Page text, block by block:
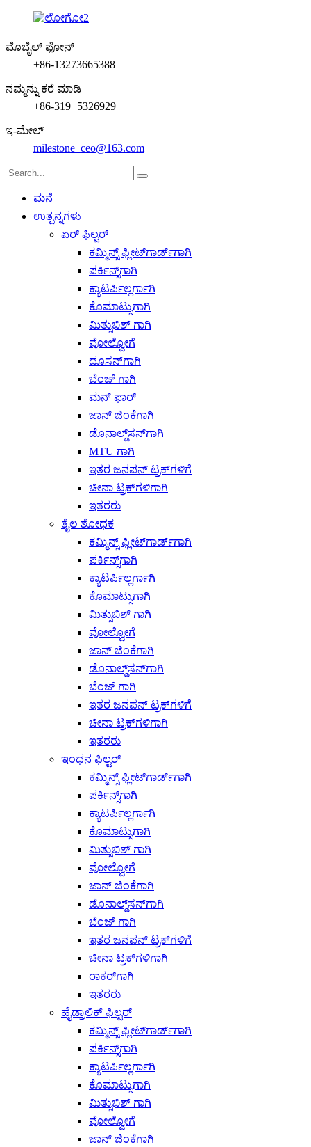
ಮೊಬೈಲ್ ಫೋನ್
+86-13273665388
ನಮ್ಮನ್ನು ಕರೆ ಮಾಡಿ
+86-319+5326929
ಇ-ಮೇಲ್
milestone_ceo@163.com
ಮನೆ
ಉತ್ಪನ್ನಗಳು
ಏರ್ ಫಿಲ್ಟರ್
ಕಮ್ಮಿನ್ಸ್ ಫ್ಲೀಟ್‌ಗಾರ್ಡ್‌ಗಾಗಿ
ಪರ್ಕಿನ್ಸ್‌ಗಾಗಿ
ಕ್ಯಾಟರ್ಪಿಲ್ಲರ್ಗಾಗಿ
ಕೊಮಾಟ್ಸುಗಾಗಿ
ಮಿತ್ಸುಬಿಶ್ ಗಾಗಿ
ವೋಲ್ವೋಗೆ
ದೂಸನ್‌ಗಾಗಿ
ಬೆಂಜ್ ಗಾಗಿ
ಮನ್ ಫಾರ್
ಜಾನ್ ಜಿಂಕೆಗಾಗಿ
ಡೊನಾಲ್ಡ್‌ಸನ್‌ಗಾಗಿ
MTU ಗಾಗಿ
ಇತರ ಜನಪನ್ ಟ್ರಕ್‌ಗಳಿಗೆ
ಚೀನಾ ಟ್ರಕ್‌ಗಳಿಗಾಗಿ
ಇತರರು
ತೈಲ ಶೋಧಕ
ಕಮ್ಮಿನ್ಸ್ ಫ್ಲೀಟ್‌ಗಾರ್ಡ್‌ಗಾಗಿ
ಪರ್ಕಿನ್ಸ್‌ಗಾಗಿ
ಕ್ಯಾಟರ್ಪಿಲ್ಲರ್ಗಾಗಿ
ಕೊಮಾಟ್ಸುಗಾಗಿ
ಮಿತ್ಸುಬಿಶ್ ಗಾಗಿ
ವೋಲ್ವೋಗೆ
ಜಾನ್ ಜಿಂಕೆಗಾಗಿ
ಡೊನಾಲ್ಡ್‌ಸನ್‌ಗಾಗಿ
ಬೆಂಜ್ ಗಾಗಿ
ಇತರ ಜನಪನ್ ಟ್ರಕ್‌ಗಳಿಗೆ
ಚೀನಾ ಟ್ರಕ್‌ಗಳಿಗಾಗಿ
ಇತರರು
ಇಂಧನ ಫಿಲ್ಟರ್
ಕಮ್ಮಿನ್ಸ್ ಫ್ಲೀಟ್‌ಗಾರ್ಡ್‌ಗಾಗಿ
ಪರ್ಕಿನ್ಸ್‌ಗಾಗಿ
ಕ್ಯಾಟರ್ಪಿಲ್ಲರ್ಗಾಗಿ
ಕೊಮಾಟ್ಸುಗಾಗಿ
ಮಿತ್ಸುಬಿಶ್ ಗಾಗಿ
ವೋಲ್ವೋಗೆ
ಜಾನ್ ಜಿಂಕೆಗಾಗಿ
ಡೊನಾಲ್ಡ್‌ಸನ್‌ಗಾಗಿ
ಬೆಂಜ್ ಗಾಗಿ
ಇತರ ಜನಪನ್ ಟ್ರಕ್‌ಗಳಿಗೆ
ಚೀನಾ ಟ್ರಕ್‌ಗಳಿಗಾಗಿ
ರಾಕರ್‌ಗಾಗಿ
ಇತರರು
ಹೈಡ್ರಾಲಿಕ್ ಫಿಲ್ಟರ್
ಕಮ್ಮಿನ್ಸ್ ಫ್ಲೀಟ್‌ಗಾರ್ಡ್‌ಗಾಗಿ
ಪರ್ಕಿನ್ಸ್‌ಗಾಗಿ
ಕ್ಯಾಟರ್ಪಿಲ್ಲರ್ಗಾಗಿ
ಕೊಮಾಟ್ಸುಗಾಗಿ
ಮಿತ್ಸುಬಿಶ್ ಗಾಗಿ
ವೋಲ್ವೋಗೆ
ಜಾನ್ ಜಿಂಕೆಗಾಗಿ